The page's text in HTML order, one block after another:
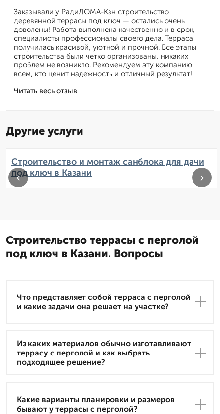
Читать весь отзыв
Заказывали у РадиДОМА-Кзн строительство
деревянной террасы под ключ — остались очень
доволены! Работа выполнена качественно и в срок,
специалисты профессионалы своего дела. Терраса
получилась красивой, уютной и прочной. Все этапы
строительства были четко организованы, никаких
проблем не возникло. Рекомендуем эту компанию
всем, кто ценит надежность и отличный результат!
Другие услуги
Строительство и монтаж санблока для дачи
под ключ в Казани
‹ ›
Строительство террасы с перголой
под ключ в Казани. Вопросы
Что представляет собой терраса с перголой
и какие задачи она решает на участке?
Из каких материалов обычно изготавливают
террасу с перголой и как выбрать
подходящее решение?
Какие варианты планировки и размеров
бывают у террасы с перголой?